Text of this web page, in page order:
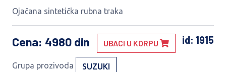
Ojačana sintetička rubna traka
Cena: 4980 din id: 1915
UBACI U KORPU
Grupa prozivoda SUZUKI